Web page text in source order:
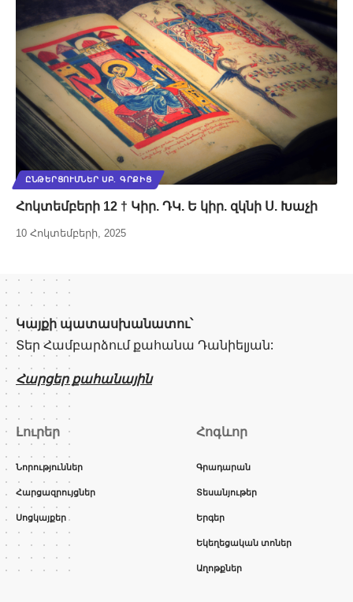
ԸՆԹԵՐՑՈՒՄՆԵՐ ՍԲ. ԳՐՔԻՑ
Հոկտեմբերի 12 † Կիր. ԴԿ. Ե կիր. զկնի Ս. Խաչի
10 Հոկտեմբերի, 2025
Կայքի պատասխանատու՝
Տեր Համբարձում քահանա Դանիելյան:
Հարցեր քահանային
Լուրեր
Նորություններ
Հարցազրույցներ
Սոցկայքեր
Հոգևոր
Գրադարան
Տեսանյութեր
Երգեր
Եկեղեցական տոներ
Աղոթքներ